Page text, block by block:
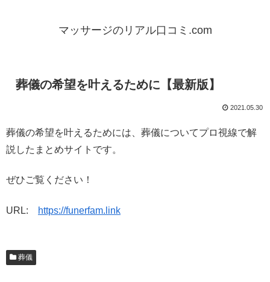
マッサージのリアル口コミ.com
葬儀の希望を叶えるために【最新版】
2021.05.30
葬儀の希望を叶えるためには、葬儀についてプロ視線で解
説したまとめサイトです。
ぜひご覧ください！
URL: https://funerfam.link
葬儀